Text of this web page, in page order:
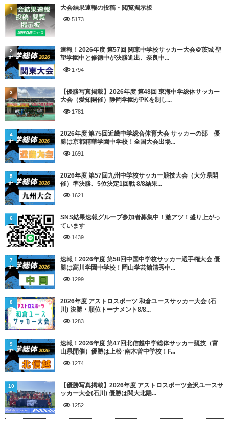
大会結果速報の投稿・閲覧掲示板
5173
1
速報！2026年度 第57回 関東中学校サッカー大会＠茨城 聖
望学園中と修徳中が決勝進出、奈良中...
1794
2
【優勝写真掲載】2026年度 第48回 東海中学総体サッカー
大会（愛知開催）静岡学園がPKを制し...
1781
3
2026年度 第75回近畿中学総合体育大会 サッカーの部 優
勝は京都精華学園中学校！全国大会出場...
1691
4
2026年度 第57回九州中学校サッカー競技大会（大分県開
催）準決勝、5位決定1回戦 8/8結果...
1621
5
SNS結果速報グループ参加者募集中！激アツ！盛り上がっ
ています
1439
6
速報！2026年度 第58回中国中学校サッカー選手権大会 優
勝は高川学園中学校！岡山学芸館清秀中...
1299
7
2026年度 アストロスポーツ 和倉ユースサッカー大会 (石
川) 決勝・順位トーナメント8/8...
1283
8
速報！2026年度 第47回北信越中学総体サッカー競技（富
山県開催）優勝は上松･南木曽中学校！F...
1274
9
【優勝写真掲載】2026年度 アストロスポーツ金沢ユースサ
ッカー大会(石川) 優勝は関大北陽...
1252
10